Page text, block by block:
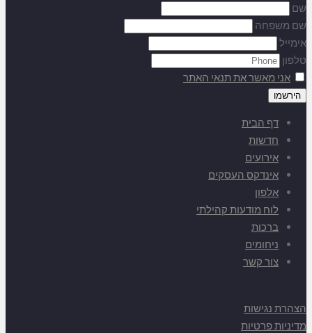
שם
שם משפחה
אימייל
טלפון
אני מאשר את תנאי האתר
דף הבית
חדשות
אירועים
אינדקס העסקים
אלפון
לוח מודעות קהילתי
ברכות
ניחומים
צור קשר
הצהרת נגישות
מדיניות פרטיות